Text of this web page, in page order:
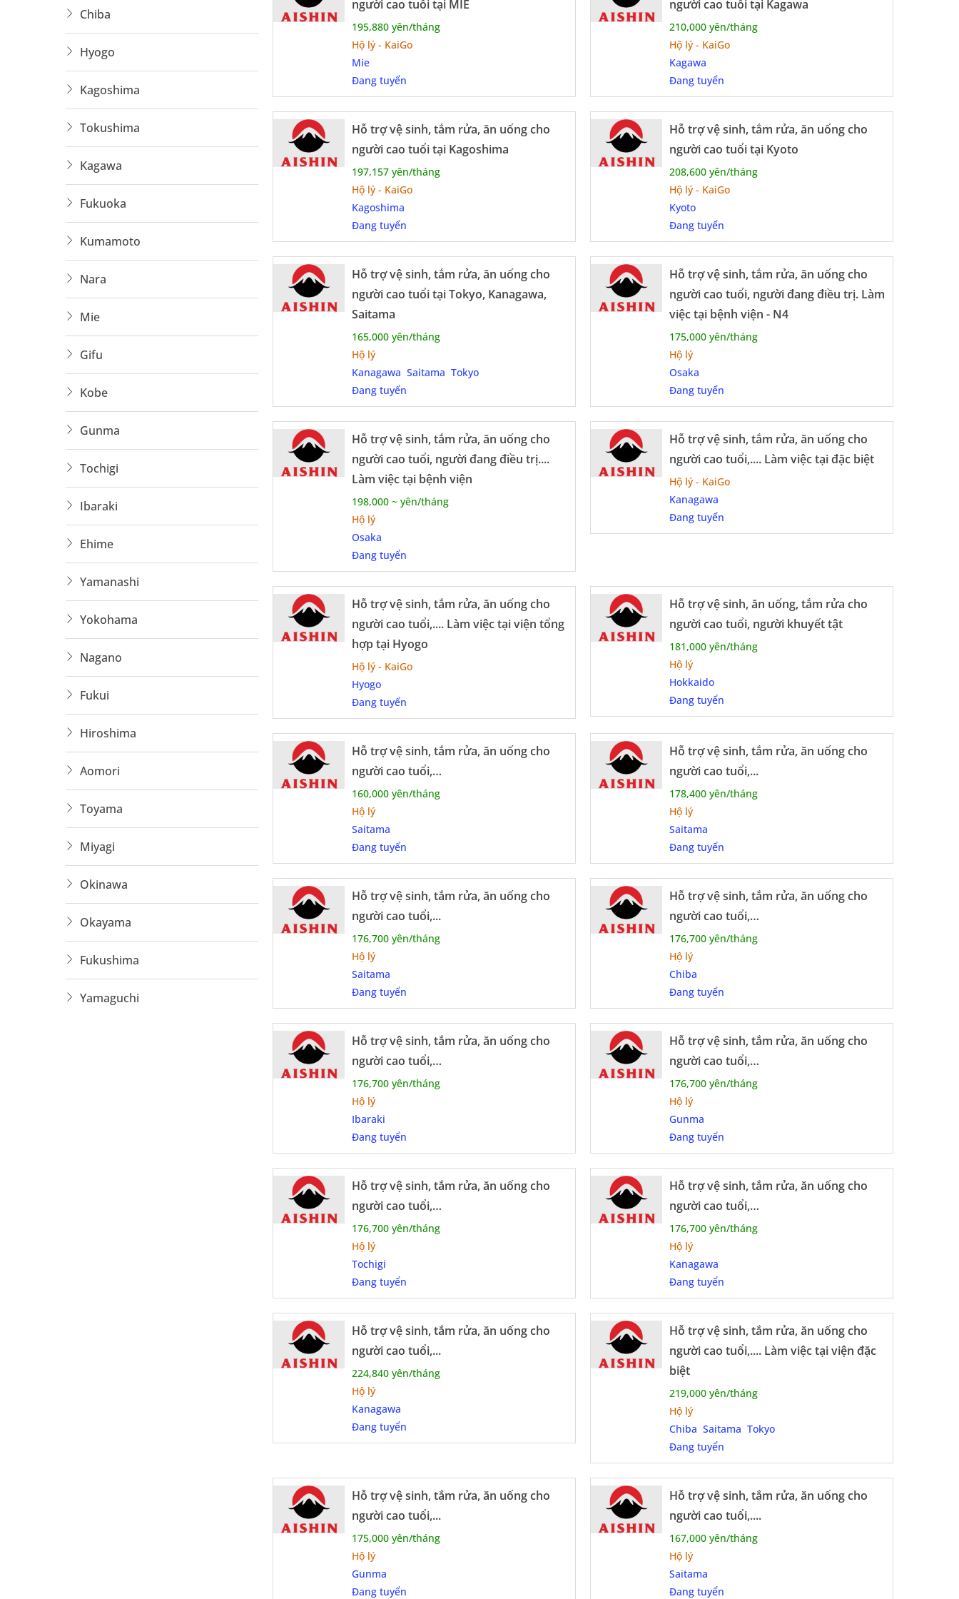
Nam/nữ từ 18 đến 35 tuổi, tốt nghiệp THPT trở lên
Yêu thích công việc chăm sóc người khác, có tinh thần trách nhiệm
Sức khỏe tốt, không mắc các bệnh truyền nhiễm
Ưu tiên người có kiến thức tiếng Nhật (N5 trở lên), chưa biết sẽ được đào tạo
Quyền Lợi Khi Làm Việc Hộ Lý Tại Nhật
Được ký hợp đồng rõ ràng, minh bạch
Tham gia đầy đủ bảo hiểm xã hội, y tế
Hỗ trợ chi phí ký túc xá, ăn ở
Có cơ hội thi lấy chứng chỉ quốc gia và nâng cao tay nghề
Hộ Lý – Nghề Của Sự Nhân Văn Và Ổn Định
Không chỉ là một công việc mang lại thu nhập, nghề hộ lý tại Nhật Bản còn mang ý nghĩa cao đẹp, giúp
người lao động rèn luyện tính kiên nhẫn, lòng nhân ái và phát triển bản thân trong môi trường quốc tế.
Đây là hướng đi phù hợp cho những ai muốn có sự nghiệp ổn định, được trân trọng và có tương lai
bền vững tại Nhật Bản.
người cao tuổi tại MIE
195,880 yên/tháng
Hộ lý - KaiGo
Mie
Đang tuyển
người cao tuổi tại Kagawa
210,000 yên/tháng
Hộ lý - KaiGo
Kagawa
Đang tuyển
Hỗ trợ vệ sinh, tắm rửa, ăn uống cho
người cao tuổi tại Kagoshima
197,157 yên/tháng
Hộ lý - KaiGo
Kagoshima
Đang tuyển
Hỗ trợ vệ sinh, tắm rửa, ăn uống cho
người cao tuổi tại Kyoto
208,600 yên/tháng
Hộ lý - KaiGo
Kyoto
Đang tuyển
Hỗ trợ vệ sinh, tắm rửa, ăn uống cho
người cao tuổi tại Tokyo, Kanagawa,
Saitama
165,000 yên/tháng
Hộ lý
Kanagawa Saitama Tokyo
Đang tuyển
Hỗ trợ vệ sinh, tắm rửa, ăn uống cho
người cao tuổi, người đang điều trị. Làm
việc tại bệnh viện - N4
175,000 yên/tháng
Hộ lý
Osaka
Đang tuyển
Hỗ trợ vệ sinh, tắm rửa, ăn uống cho
người cao tuổi, người đang điều trị....
Làm việc tại bệnh viện
198,000 ~ yên/tháng
Hộ lý
Osaka
Đang tuyển
Hỗ trợ vệ sinh, tắm rửa, ăn uống cho
người cao tuổi,.... Làm việc tại đặc biệt
Hộ lý - KaiGo
Kanagawa
Đang tuyển
Hỗ trợ vệ sinh, tắm rửa, ăn uống cho
người cao tuổi,.... Làm việc tại viện tổng
hợp tại Hyogo
Hộ lý - KaiGo
Hyogo
Đang tuyển
Hỗ trợ vệ sinh, ăn uống, tắm rửa cho
người cao tuổi, người khuyết tật
181,000 yên/tháng
Hộ lý
Hokkaido
Đang tuyển
Hỗ trợ vệ sinh, tắm rửa, ăn uống cho
người cao tuổi,…
160,000 yên/tháng
Hộ lý
Saitama
Đang tuyển
Hỗ trợ vệ sinh, tắm rửa, ăn uống cho
người cao tuổi,...
178,400 yên/tháng
Hộ lý
Saitama
Đang tuyển
Hỗ trợ vệ sinh, tắm rửa, ăn uống cho
người cao tuổi,...
176,700 yên/tháng
Hộ lý
Saitama
Đang tuyển
Hỗ trợ vệ sinh, tắm rửa, ăn uống cho
người cao tuổi,…
176,700 yên/tháng
Hộ lý
Chiba
Đang tuyển
Hỗ trợ vệ sinh, tắm rửa, ăn uống cho
người cao tuổi,…
176,700 yên/tháng
Hộ lý
Ibaraki
Đang tuyển
Hỗ trợ vệ sinh, tắm rửa, ăn uống cho
người cao tuổi,…
176,700 yên/tháng
Hộ lý
Gunma
Đang tuyển
Hỗ trợ vệ sinh, tắm rửa, ăn uống cho
người cao tuổi,…
176,700 yên/tháng
Hộ lý
Tochigi
Đang tuyển
Hỗ trợ vệ sinh, tắm rửa, ăn uống cho
người cao tuổi,…
176,700 yên/tháng
Hộ lý
Kanagawa
Đang tuyển
Hỗ trợ vệ sinh, tắm rửa, ăn uống cho
người cao tuổi,...
224,840 yên/tháng
Hộ lý
Kanagawa
Đang tuyển
Hỗ trợ vệ sinh, tắm rửa, ăn uống cho
người cao tuổi,.... Làm việc tại viện đặc
biệt
219,000 yên/tháng
Hộ lý
Chiba Saitama Tokyo
Đang tuyển
Hỗ trợ vệ sinh, tắm rửa, ăn uống cho
người cao tuổi,...
175,000 yên/tháng
Hộ lý
Gunma
Đang tuyển
Hỗ trợ vệ sinh, tắm rửa, ăn uống cho
người cao tuổi,....
167,000 yên/tháng
Hộ lý
Saitama
Đang tuyển
Chiba
Hyogo
Kagoshima
Tokushima
Kagawa
Fukuoka
Kumamoto
Nara
Mie
Gifu
Kobe
Gunma
Tochigi
Ibaraki
Ehime
Yamanashi
Yokohama
Nagano
Fukui
Hiroshima
Aomori
Toyama
Miyagi
Okinawa
Okayama
Fukushima
Yamaguchi